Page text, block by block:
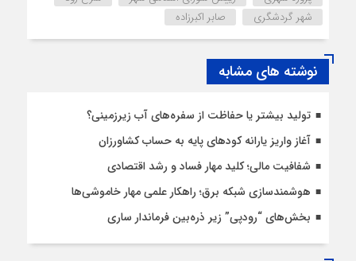
شهر گردشگری
صابر اکبرزاده
نوشته های مشابه
تولید بیشتر یا حفاظت از سفره‌های آب زیرزمینی؟
آغاز واریز یارانه کودهای پایه به حساب کشاورزان
شفافیت مالی؛ کلید مهار فساد و رشد اقتصادی
هوشمندسازی شبکه برق؛ راهکار علمی مهار خاموشی‌ها
بخش‌های “رودپی” زیر ذره‌بین فرماندار ساری